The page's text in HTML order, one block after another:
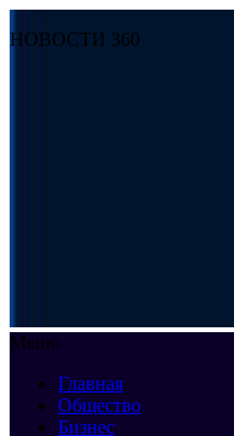
НОВОСТИ 360
Меню
Главная
Общество
Бизнес